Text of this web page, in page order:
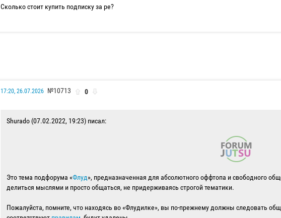
Сколько стоит купить подписку за ре?
17:20, 26.07.2026 №10713 0
Shurado (07.02.2022, 19:23) писал:
Это тема подфорума «Флуд», предназначенная для абсолютного оффтопа и свободного
делиться мыслями и просто общаться, не придерживаясь строгой тематики.
Пожалуйста, помните, что находясь во «Флудилке», вы по-прежнему должны следовать